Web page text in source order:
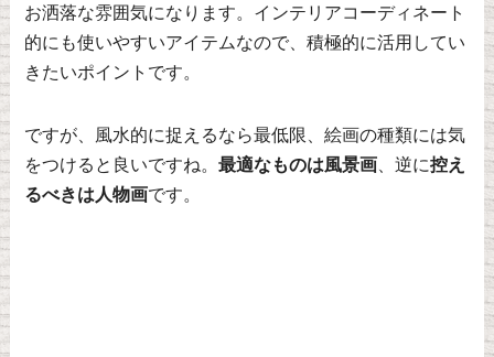
お洒落な雰囲気になります。インテリアコーディネート
的にも使いやすいアイテムなので、積極的に活用してい
きたいポイントです。
ですが、風水的に捉えるなら最低限、絵画の種類には気
をつけると良いですね。 最適なものは風景画、逆に控え
るべきは人物画です。